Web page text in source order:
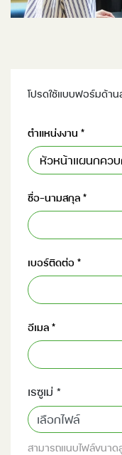
โปรดใช้แบบฟอร์มด้าน
ตำแหน่งงาน *
หัวหน้าแผนกคว
ชื่อ-นามสกุล *
เบอร์ติดต่อ *
อีเมล *
เรซูเม่ *
เลือกไฟล์
สามารถแนบไฟล์ขนาด